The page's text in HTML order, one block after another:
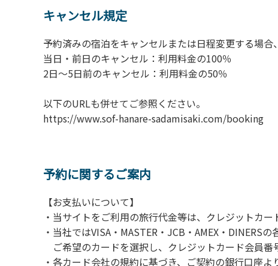
6.敷地内の地面での直火によるBBQ等はご遠慮願
7.BBQ及び焚火台の利用後は炭の鎮火の確認は必
8.施設内外で騒ぎたてることは固く禁止させて
キャンセル規定
予約済みの宿泊をキャンセルまたは日程変更する場合
当日・前日のキャンセル：利用料金の100％
​2日～5日前のキャンセル：利用料金の50％
以下のURLも併せてご参照ください。
https://www.sof-hanare-
予約に関するご案内
【お支払いについて】
・当サイトをご利用の旅行代金等は、クレジットカー
・当社ではVISA・MASTER・JCB・AMEX・DINERS
ご希望のカードを選択し、クレジットカード会員番
・各カード会社の規約に基づき、ご契約の銀行口座よ